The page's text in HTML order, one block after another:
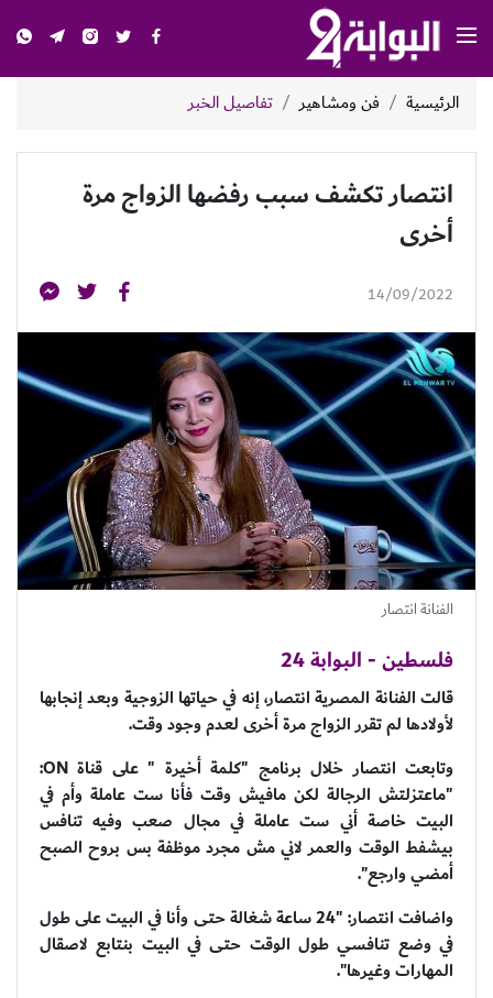
الرئيسية فن ومشاهير تفاصيل الخبر
انتصار تكشف سبب رفضها الزواج مرة
أخرى
14/09/2022
الفنانة انتصار
فلسطين - البوابة 24
قالت الفنانة المصرية انتصار، إنه في حياتها الزوجية وبعد إنجابها
لأولادها لم تقرر الزواج مرة أخرى لعدم وجود وقت.
وتابعت انتصار خلال برنامج "كلمة أخيرة " على قناة ON:
"ماعتزلتش الرجالة لكن مافيش وقت فأنا ست عاملة وأم في
البيت خاصة أني ست عاملة في مجال صعب وفيه تنافس
بيشفط الوقت والعمر لاني مش مجرد موظفة بس بروح الصبح
أمضي وارجع".
واضافت انتصار: "24 ساعة شغالة حتى وأنا في البيت على طول
في وضع تنافسي طول الوقت حتى في البيت بنتابع لاصقال
المهارات وغيرها".